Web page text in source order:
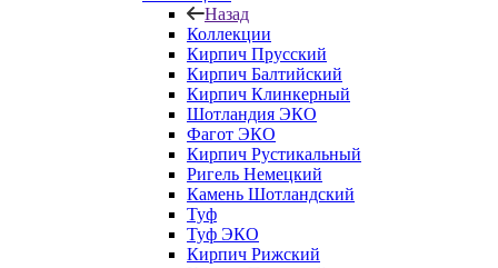
Назад
Коллекции
Кирпич Прусский
Кирпич Балтийский
Кирпич Клинкерный
Шотландия ЭКО
Фагот ЭКО
Кирпич Рустикальный
Ригель Немецкий
Камень Шотландский
Туф
Туф ЭКО
Кирпич Рижский